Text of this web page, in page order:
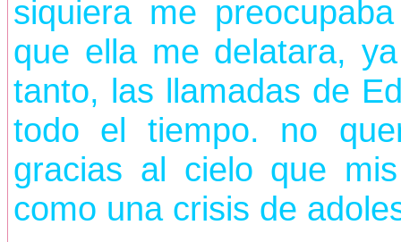
siquiera me
que ella me delatara,
tanto, las llamadas de
todo el tiempo. no
gracias al cielo que
como una crisis de